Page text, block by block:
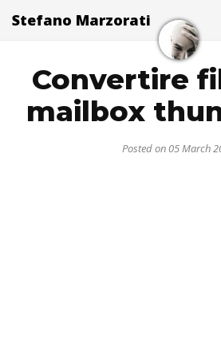
Stefano Marzorati
Convertire
mailbox
Posted on 05 March